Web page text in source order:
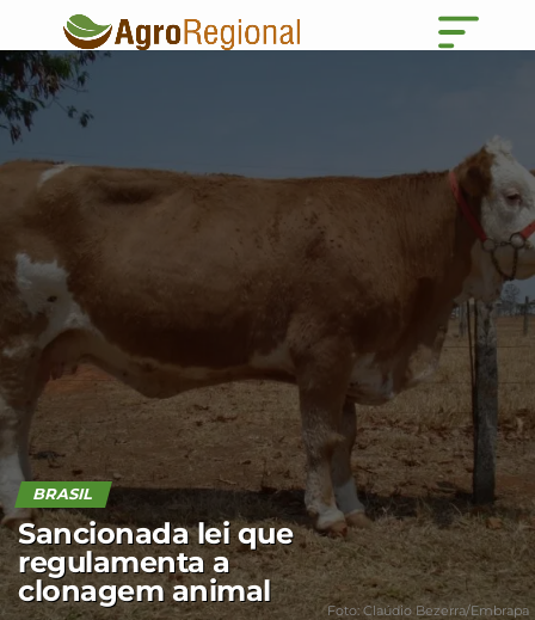
BRASIL
Sancionada lei que
regulamenta a
clonagem animal
Foto: Claúdio Bezerra/Embrapa